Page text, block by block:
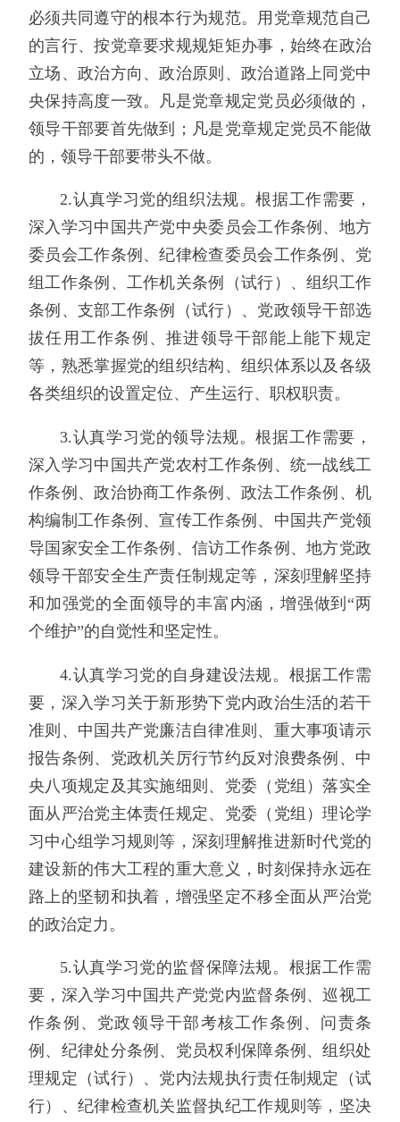
必须共同遵守的根本行为规范。用党章规范自己
的言行、按党章要求规规矩矩办事，始终在政治
立场、政治方向、政治原则、政治道路上同党中
央保持高度一致。凡是党章规定党员必须做的，
领导干部要首先做到；凡是党章规定党员不能做
的，领导干部要带头不做。
2.认真学习党的组织法规。根据工作需要，
深入学习中国共产党中央委员会工作条例、地方
委员会工作条例、纪律检查委员会工作条例、党
组工作条例、工作机关条例（试行）、组织工作
条例、支部工作条例（试行）、党政领导干部选
拔任用工作条例、推进领导干部能上能下规定
等，熟悉掌握党的组织结构、组织体系以及各级
各类组织的设置定位、产生运行、职权职责。
3.认真学习党的领导法规。根据工作需要，
深入学习中国共产党农村工作条例、统一战线工
作条例、政治协商工作条例、政法工作条例、机
构编制工作条例、宣传工作条例、中国共产党领
导国家安全工作条例、信访工作条例、地方党政
领导干部安全生产责任制规定等，深刻理解坚持
和加强党的全面领导的丰富内涵，增强做到“两
个维护”的自觉性和坚定性。
4.认真学习党的自身建设法规。根据工作需
要，深入学习关于新形势下党内政治生活的若干
准则、中国共产党廉洁自律准则、重大事项请示
报告条例、党政机关厉行节约反对浪费条例、中
央八项规定及其实施细则、党委（党组）落实全
面从严治党主体责任规定、党委（党组）理论学
习中心组学习规则等，深刻理解推进新时代党的
建设新的伟大工程的重大意义，时刻保持永远在
路上的坚韧和执着，增强坚定不移全面从严治党
的政治定力。
5.认真学习党的监督保障法规。根据工作需
要，深入学习中国共产党党内监督条例、巡视工
作条例、党政领导干部考核工作条例、问责条
例、纪律处分条例、党员权利保障条例、组织处
理规定（试行）、党内法规执行责任制规定（试
行）、纪律检查机关监督执纪工作规则等，坚决